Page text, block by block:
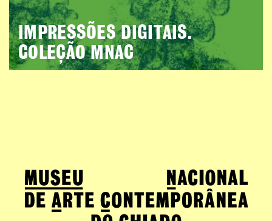
IMPRESSÕES DIGITAIS.
COLEÇÃO MNAC